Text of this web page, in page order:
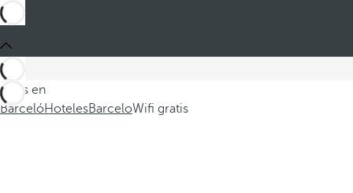
Estás en
BarcelóHotelesBarceloWifi gratis